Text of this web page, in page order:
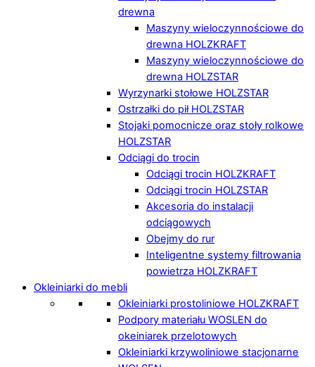
drewna
Maszyny wieloczynnościowe do
drewna HOLZKRAFT
Maszyny wieloczynnościowe do
drewna HOLZSTAR
Wyrzynarki stołowe HOLZSTAR
Ostrzałki do pił HOLZSTAR
Stojaki pomocnicze oraz stoły rolkowe
HOLZSTAR
Odciągi do trocin
Odciągi trocin HOLZKRAFT
Odciągi trocin HOLZSTAR
Akcesoria do instalacji
odciągowych
Obejmy do rur
Inteligentne systemy filtrowania
powietrza HOLZKRAFT
Okleiniarki do mebli
Okleiniarki prostoliniowe HOLZKRAFT
Podpory materiału WOSLEN do
okeiniarek przelotowych
Okleiniarki krzywoliniowe stacjonarne